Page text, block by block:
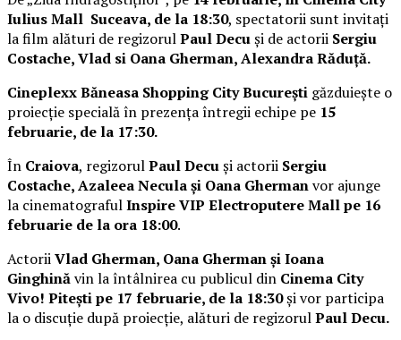
Iulius Mall Suceava, de la 18:30, spectatorii sunt invitați
la film alături de regizorulPaul Decuși de actorii Sergiu
Costache, Vlad si Oana Gherman, Alexandra Răduță.
Cineplexx Băneasa Shopping City București găzduiește o
proiecție specială în prezența întregii echipe pe 15
februarie, de la 17:30.
În Craiova, regizorulPaul Decuși actorii Sergiu
Costache, Azaleea Necula și Oana Ghermanvor ajunge
la cinematografulInspire VIP Electroputere Mall pe 16
februarie de la ora 18:00.
ActoriiVlad Gherman, Oana Gherman și Ioana
Ginghinăvin la întâlnirea cu publicul din Cinema City
Vivo! Pitești pe 17 februarie, de la 18:30și vor participa
la o discuție după proiecție, alături de regizorulPaul Decu.